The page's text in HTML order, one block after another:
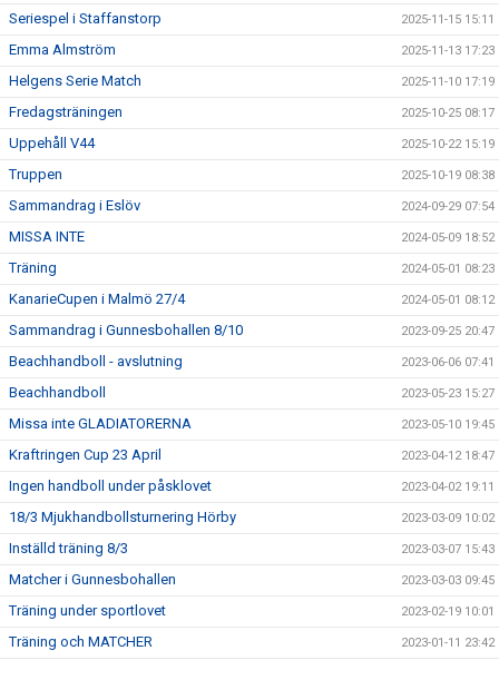
Seriespel i Staffanstorp 2025-11-15 15:11
Emma Almström 2025-11-13 17:23
Helgens Serie Match 2025-11-10 17:19
Fredagsträningen 2025-10-25 08:17
Uppehåll V44 2025-10-22 15:19
Truppen 2025-10-19 08:38
Sammandrag i Eslöv 2024-09-29 07:54
MISSA INTE 2024-05-09 18:52
Träning 2024-05-01 08:23
KanarieCupen i Malmö 27/4 2024-05-01 08:12
Sammandrag i Gunnesbohallen 8/10 2023-09-25 20:47
Beachhandboll - avslutning 2023-06-06 07:41
Beachhandboll 2023-05-23 15:27
Missa inte GLADIATORERNA 2023-05-10 19:45
Kraftringen Cup 23 April 2023-04-12 18:47
Ingen handboll under påsklovet 2023-04-02 19:11
18/3 Mjukhandbollsturnering Hörby 2023-03-09 10:02
Inställd träning 8/3 2023-03-07 15:43
Matcher i Gunnesbohallen 2023-03-03 09:45
Träning under sportlovet 2023-02-19 10:01
Träning och MATCHER 2023-01-11 23:42